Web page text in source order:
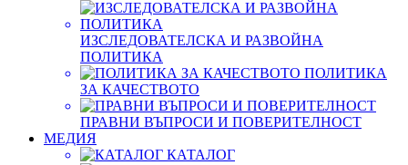
ИЗСЛЕДОВАТЕЛСКА И РАЗВОЙНА
ПОЛИТИКА
ПОЛИТИКА
ЗА КАЧЕСТВОТО
ПРАВНИ ВЪПРОСИ И ПОВЕРИТЕЛНОСТ
МЕДИЯ
КАТАЛОГ